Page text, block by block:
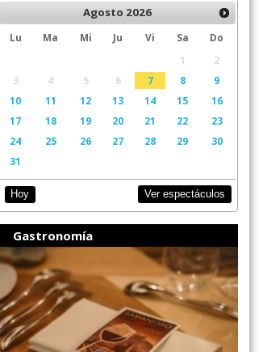
Agosto 2026
Lu Ma Mi Ju Vi Sa
Do
1
2
3
4 5 6 7 8
9
10
11 12 13 14 15
16
17
18 19 20 21 22
23
24
25 26 27 28 29
30
31
Hoy Ver espectáculos
Gastronomía